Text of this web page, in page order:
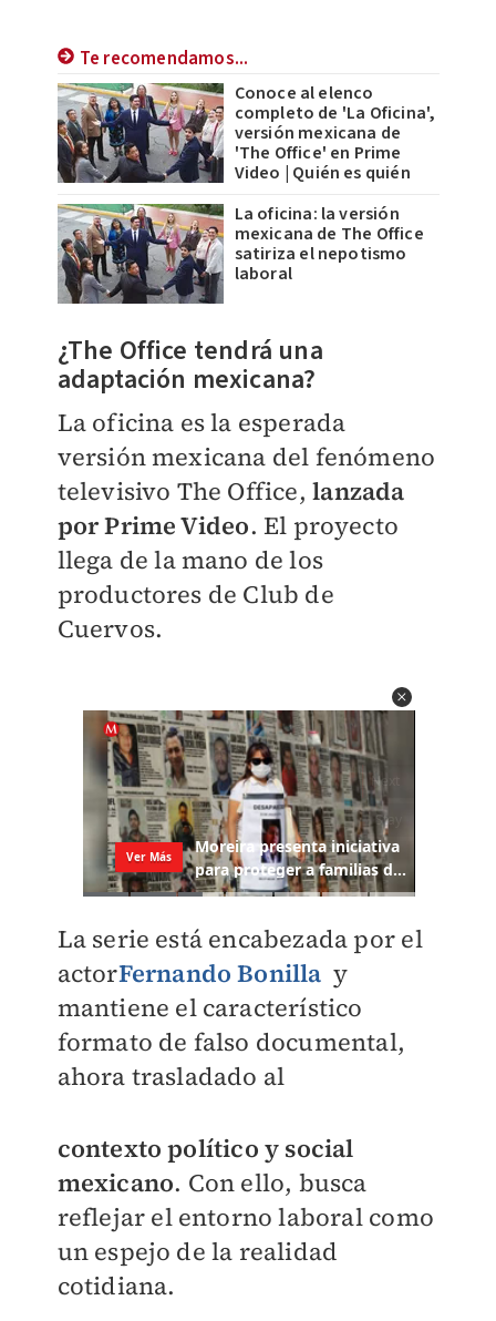
Te recomendamos...
Conoce al elenco
completo de 'La Oficina',
versión mexicana de
'The Office' en Prime
Video | Quién es quién
La oficina: la versión
mexicana de The Office
satiriza el nepotismo
laboral
¿The Office tendrá una
adaptación mexicana?
La oficina es la esperada
versión mexicana del fenómeno
televisivo The Office,lanzada
por Prime Video. El proyecto
llega de la mano de los
productores de Club de
Cuervos.
La serie está encabezada por el
actorFernando Bonilla y
mantiene el característico
formato de falso documental,
ahora trasladado al
contexto político y social
mexicano. Con ello, busca
reflejar el entorno laboral como
un espejo de la realidad
cotidiana.